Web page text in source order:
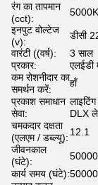
रंग का तापमान
(cct):
इनपुट वोल्टेज
(v):
डीसी
वारंटी ((वर्ष):
3 साल
प्रकार:
एलईडी
कम रोशनीदार का
समर्थन करें:
हाँ
प्रकाश समाधान
सेवा:
DLX
चमकदार दक्षता
(एलएम / डब्ल्यू): 12.1
जीवनकाल
(घंटे):
50000
कार्य समय (घंटे):50000